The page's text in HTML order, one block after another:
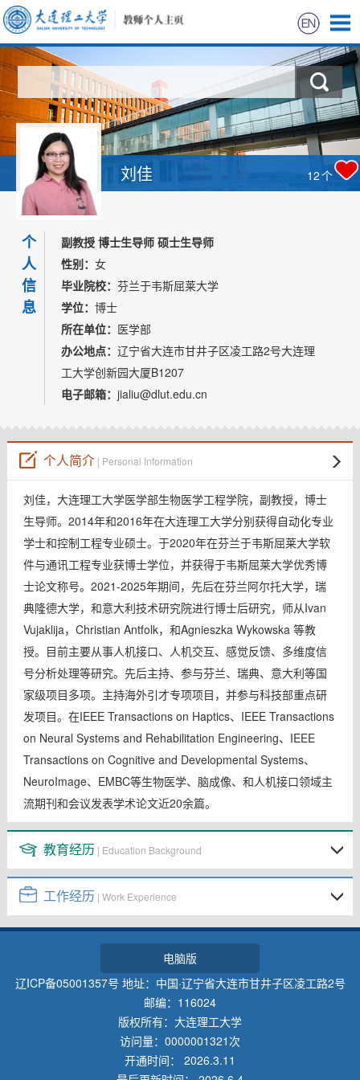
首页
科学研究
教学研究
获奖信息
招生信息
学生信息
我的相册
教师博客
刘佳 12个
个
人
信
息
副教授 博士生导师 硕士生导师
性别： 女
毕业院校： 芬兰于韦斯屈莱大学
学位： 博士
所在单位： 医学部
办公地点： 辽宁省大连市甘井子区凌工路2号大连理
工大学创新园大厦B1207
电子邮箱： jialiu@dlut.edu.cn
个人简介| Personal Information
刘佳，大连理工大学医学部生物医学工程学院，副教授，博士
生导师。2014年和2016年在大连理工大学分别获得自动化专业
学士和控制工程专业硕士。于2020年在芬兰于韦斯屈莱大学软
件与通讯工程专业获博士学位，并获得于韦斯屈莱大学优秀博
士论文称号。2021-2025年期间，先后在芬兰阿尔托大学，瑞
典隆德大学，和意大利技术研究院进行博士后研究，师从Ivan
Vujaklija，Christian Antfolk，和Agnieszka Wykowska 等教
授。目前主要从事人机接口、人机交互、感觉反馈、多维度信
号分析处理等研究。先后主持、参与芬兰、瑞典、意大利等国
家级项目多项。主持海外引才专项项目，并参与科技部重点研
发项目。在IEEE Transactions on Haptics、IEEE Transactions
on Neural Systems and Rehabilitation Engineering、IEEE
Transactions on Cognitive and Developmental Systems、
NeuroImage、 EMBC等生物医学、脑成像、和人机接口领域主
流期刊和会议发表学术论文近20余篇。
教育经历 | Education Background
工作经历 | Work Experience
电脑版
辽ICP备05001357号 地址：中国·辽宁省大连市甘井子区凌工路2号
邮编：116024
版权所有：大连理工大学
访问量： 0000001321次
开通时间： 2026.3.11